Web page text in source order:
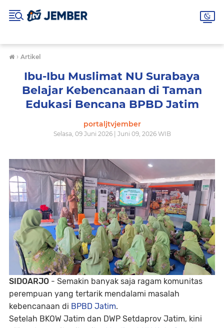
› Artikel
Ibu-Ibu Muslimat NU Surabaya
Belajar Kebencanaan di Taman
Edukasi Bencana BPBD Jatim
portaljtvjember
Selasa, 09 Juni 2026 | Juni 09, 2026 WIB
SIDOARJO - Semakin banyak saja ragam komunitas
perempuan yang tertarik mendalami masalah
kebencanaan di BPBD Jatim.
Setelah BKOW Jatim dan DWP Setdaprov Jatim, kini